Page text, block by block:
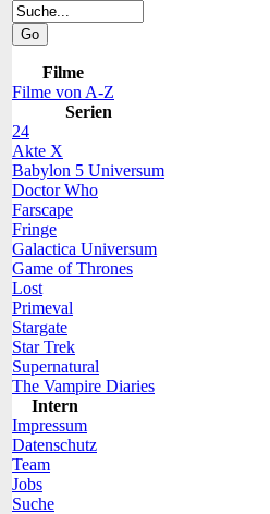
Filme
Filme von A-Z
Serien
24
Akte X
Babylon 5 Universum
Doctor Who
Farscape
Fringe
Galactica Universum
Game of Thrones
Lost
Primeval
Stargate
Star Trek
Supernatural
The Vampire Diaries
Intern
Impressum
Datenschutz
Team
Jobs
Suche